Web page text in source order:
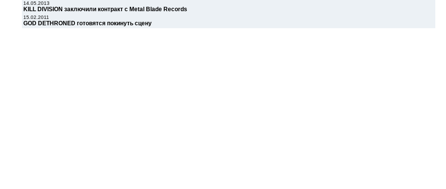
14.05.2013
KILL DIVISION заключили контракт с Metal Blade Records
15.02.2011
GOD DETHRONED готовятся покинуть сцену